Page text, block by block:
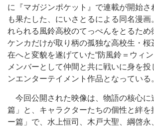
に『マガジンポケット』で連載が開始さ
も果たした、にいさとるによる同名漫
れられる風鈴高校のてっぺんをとるため
ケンカだけが取り柄の孤独な高校生・桜
在へと変貌を遂げていた“防風鈴＝ウィ
メンバーとして仲間と共に戦いに身を投
ンエンターテイメント作品となっている
今回公開された映像は、物語の核心に
篇」と、キャラクターたちの個性と絆を
ー篇」で、水上恒司、木戸大聖、綱啓